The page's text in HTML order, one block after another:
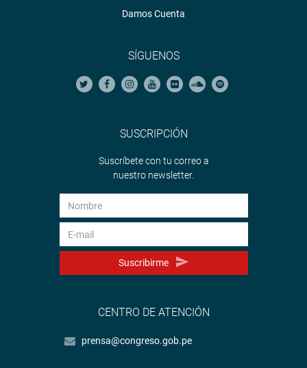
Damos Cuenta
SÍGUENOS
SUSCRIPCIÓN
Suscríbete con tu correo a
nuestro newsletter.
Suscribirme
CENTRO DE ATENCIÓN
prensa@congreso.gob.pe